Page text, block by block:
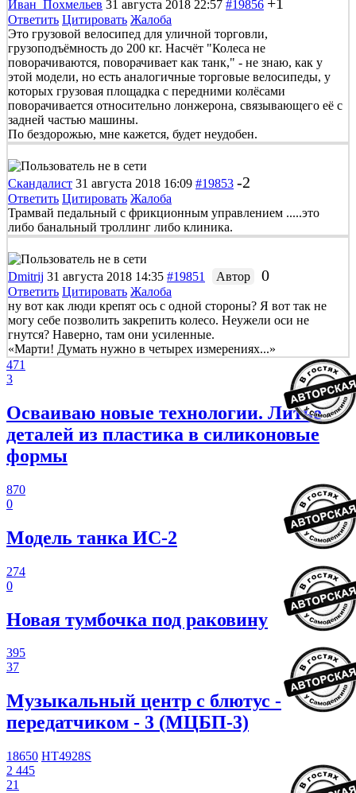
Иван_Похмельев 31 августа 2018 22:57 #19856
Ответить Цитировать Жалоба
Это грузовой велосипед для уличной торговли,
грузоподъёмность до 200 кг. Насчёт "Колеса не
поворачиваются, поворачивает как танк," - не знаю, как у
этой модели, но есть аналогичные торговые велосипеды, у
которых грузовая площадка с передними колёсами
поворачивается относительно лонжерона, связывающего её с
задней частью машины.
По бездорожью, мне кажется, будет неудобен.
Скандалист 31 августа 2018 16:09 #19853 -2
Ответить Цитировать Жалоба
Трамвай педальный с фрикционным управлением .....это
либо банальный троллинг либо клиника.
Dmitrij 31 августа 2018 14:35 #19851 Автор 0
Ответить Цитировать Жалоба
ну вот как люди крепят ось с одной стороны? Я вот так не
могу себе позволить закрепить колесо. Неужели оси не
гнутся? Наверно, там они усиленные.
«Марти! Думать нужно в четырех измерениях...»
471
3
Осваиваю новые технологии. Литье
деталей из пластика в силиконовые
формы
870
0
Модель танка ИС-2
274
0
Новая тумбочка под раковину
395
37
Музыкальный центр с блютус -
передатчиком - 3 (МЦБП-3)
18650 HT4928S
2 445
21